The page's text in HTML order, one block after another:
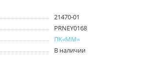
21470-01
PRNEY0168
ПК«ММ»
В наличии